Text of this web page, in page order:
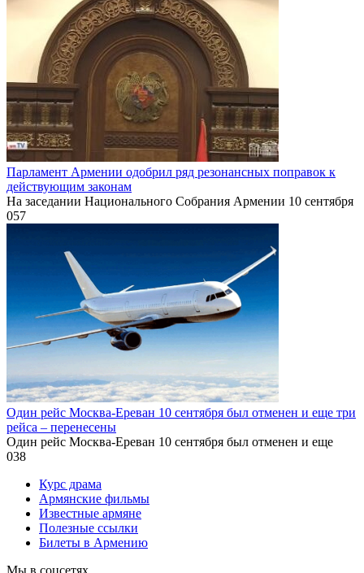
Парламент Армении одобрил ряд резонансных поправок к
действующим законам
На заседании Национального Собрания Армении 10 сентября
057
Один рейс Москва-Ереван 10 сентября был отменен и еще три
рейса – перенесены
Один рейс Москва-Ереван 10 сентября был отменен и еще
038
Курс драма
Армянские фильмы
Известные армяне
Полезные ссылки
Билеты в Армению
Мы в соцсетях